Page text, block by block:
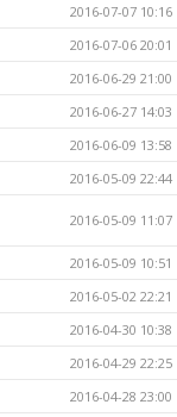
2016-07-07 10:16
2016-07-06 20:01
2016-06-29 21:00
2016-06-27 14:03
2016-06-09 13:58
2016-05-09 22:44
2016-05-09 11:07
2016-05-09 10:51
2016-05-02 22:21
2016-04-30 10:38
2016-04-29 22:25
2016-04-28 23:00